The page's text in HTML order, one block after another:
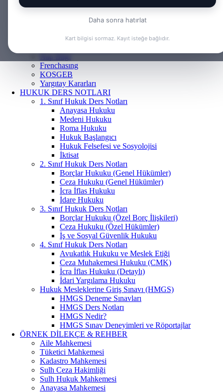
Daha sonra hatırlat
Kart bilgisi sormaz. Kayıt isteğe bağlıdır.
Medeni Hukuku
İcra Hukuku
Frenchasıng
KOSGEB
Yargıtay Kararları
HUKUK DERS NOTLARI
1. Sınıf Hukuk Ders Notları
Anayasa Hukuku
Medeni Hukuku
Roma Hukuku
Hukuk Başlangıcı
Hukuk Felsefesi ve Sosyolojisi
İktisat
2. Sınıf Hukuk Ders Notları
Borçlar Hukuku (Genel Hükümler)
Ceza Hukuku (Genel Hükümler)
İcra İflas Hukuku
İdare Hukuku
3. Sınıf Hukuk Ders Notları
Borçlar Hukuku (Özel Borç İlişkileri)
Ceza Hukuku (Özel Hükümler)
İş ve Sosyal Güvenlik Hukuku
4. Sınıf Hukuk Ders Notları
Avukatlık Hukuku ve Meslek Etiği
Ceza Muhakemesi Hukuku (CMK)
İcra İflas Hukuku (Detaylı)
İdari Yargılama Hukuku
Hukuk Mesleklerine Giriş Sınavı (HMGS)
HMGS Deneme Sınavları
HMGS Ders Notları
HMGS Nedir?
HMGS Sınav Deneyimleri ve Röportajlar
ÖRNEK DILEKÇE & REHBER
Aile Mahkemesi
Tüketici Mahkemesi
Kadastro Mahkemesi
Sulh Ceza Hakimliği
Sulh Hukuk Mahkemesi
Anayasa Mahkemesi